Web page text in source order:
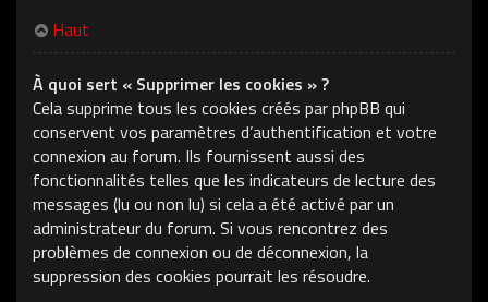
Haut
À quoi sert « Supprimer les cookies » ?
Cela supprime tous les cookies créés par phpBB qui
conservent vos paramètres d’authentification et votre
connexion au forum. Ils fournissent aussi des
fonctionnalités telles que les indicateurs de lecture des
messages (lu ou non lu) si cela a été activé par un
administrateur du forum. Si vous rencontrez des
problèmes de connexion ou de déconnexion, la
suppression des cookies pourrait les résoudre.